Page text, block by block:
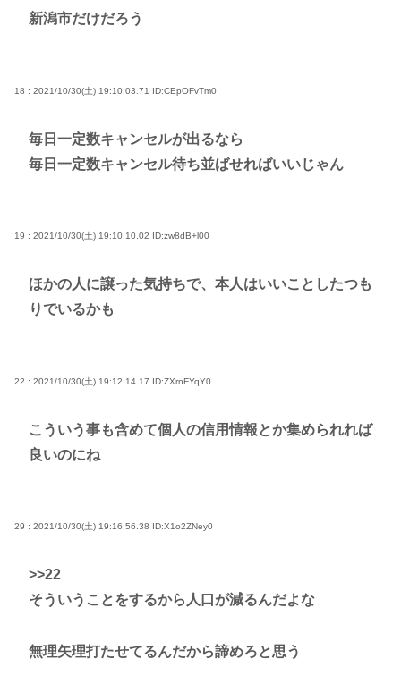
新潟市だけだろう
18 : 2021/10/30(土) 19:10:03.71 ID:CEpOFvTm0
毎日一定数キャンセルが出るなら
毎日一定数キャンセル待ち並ばせればいいじゃん
19 : 2021/10/30(土) 19:10:10.02 ID:zw8dB+l00
ほかの人に譲った気持ちで、本人はいいことしたつも
りでいるかも
22 : 2021/10/30(土) 19:12:14.17 ID:ZXrnFYqY0
こういう事も含めて個人の信用情報とか集められれば
良いのにね
29 : 2021/10/30(土) 19:16:56.38 ID:X1o2ZNey0
>>22
そういうことをするから人口が減るんだよな
無理矢理打たせてるんだから諦めろと思う